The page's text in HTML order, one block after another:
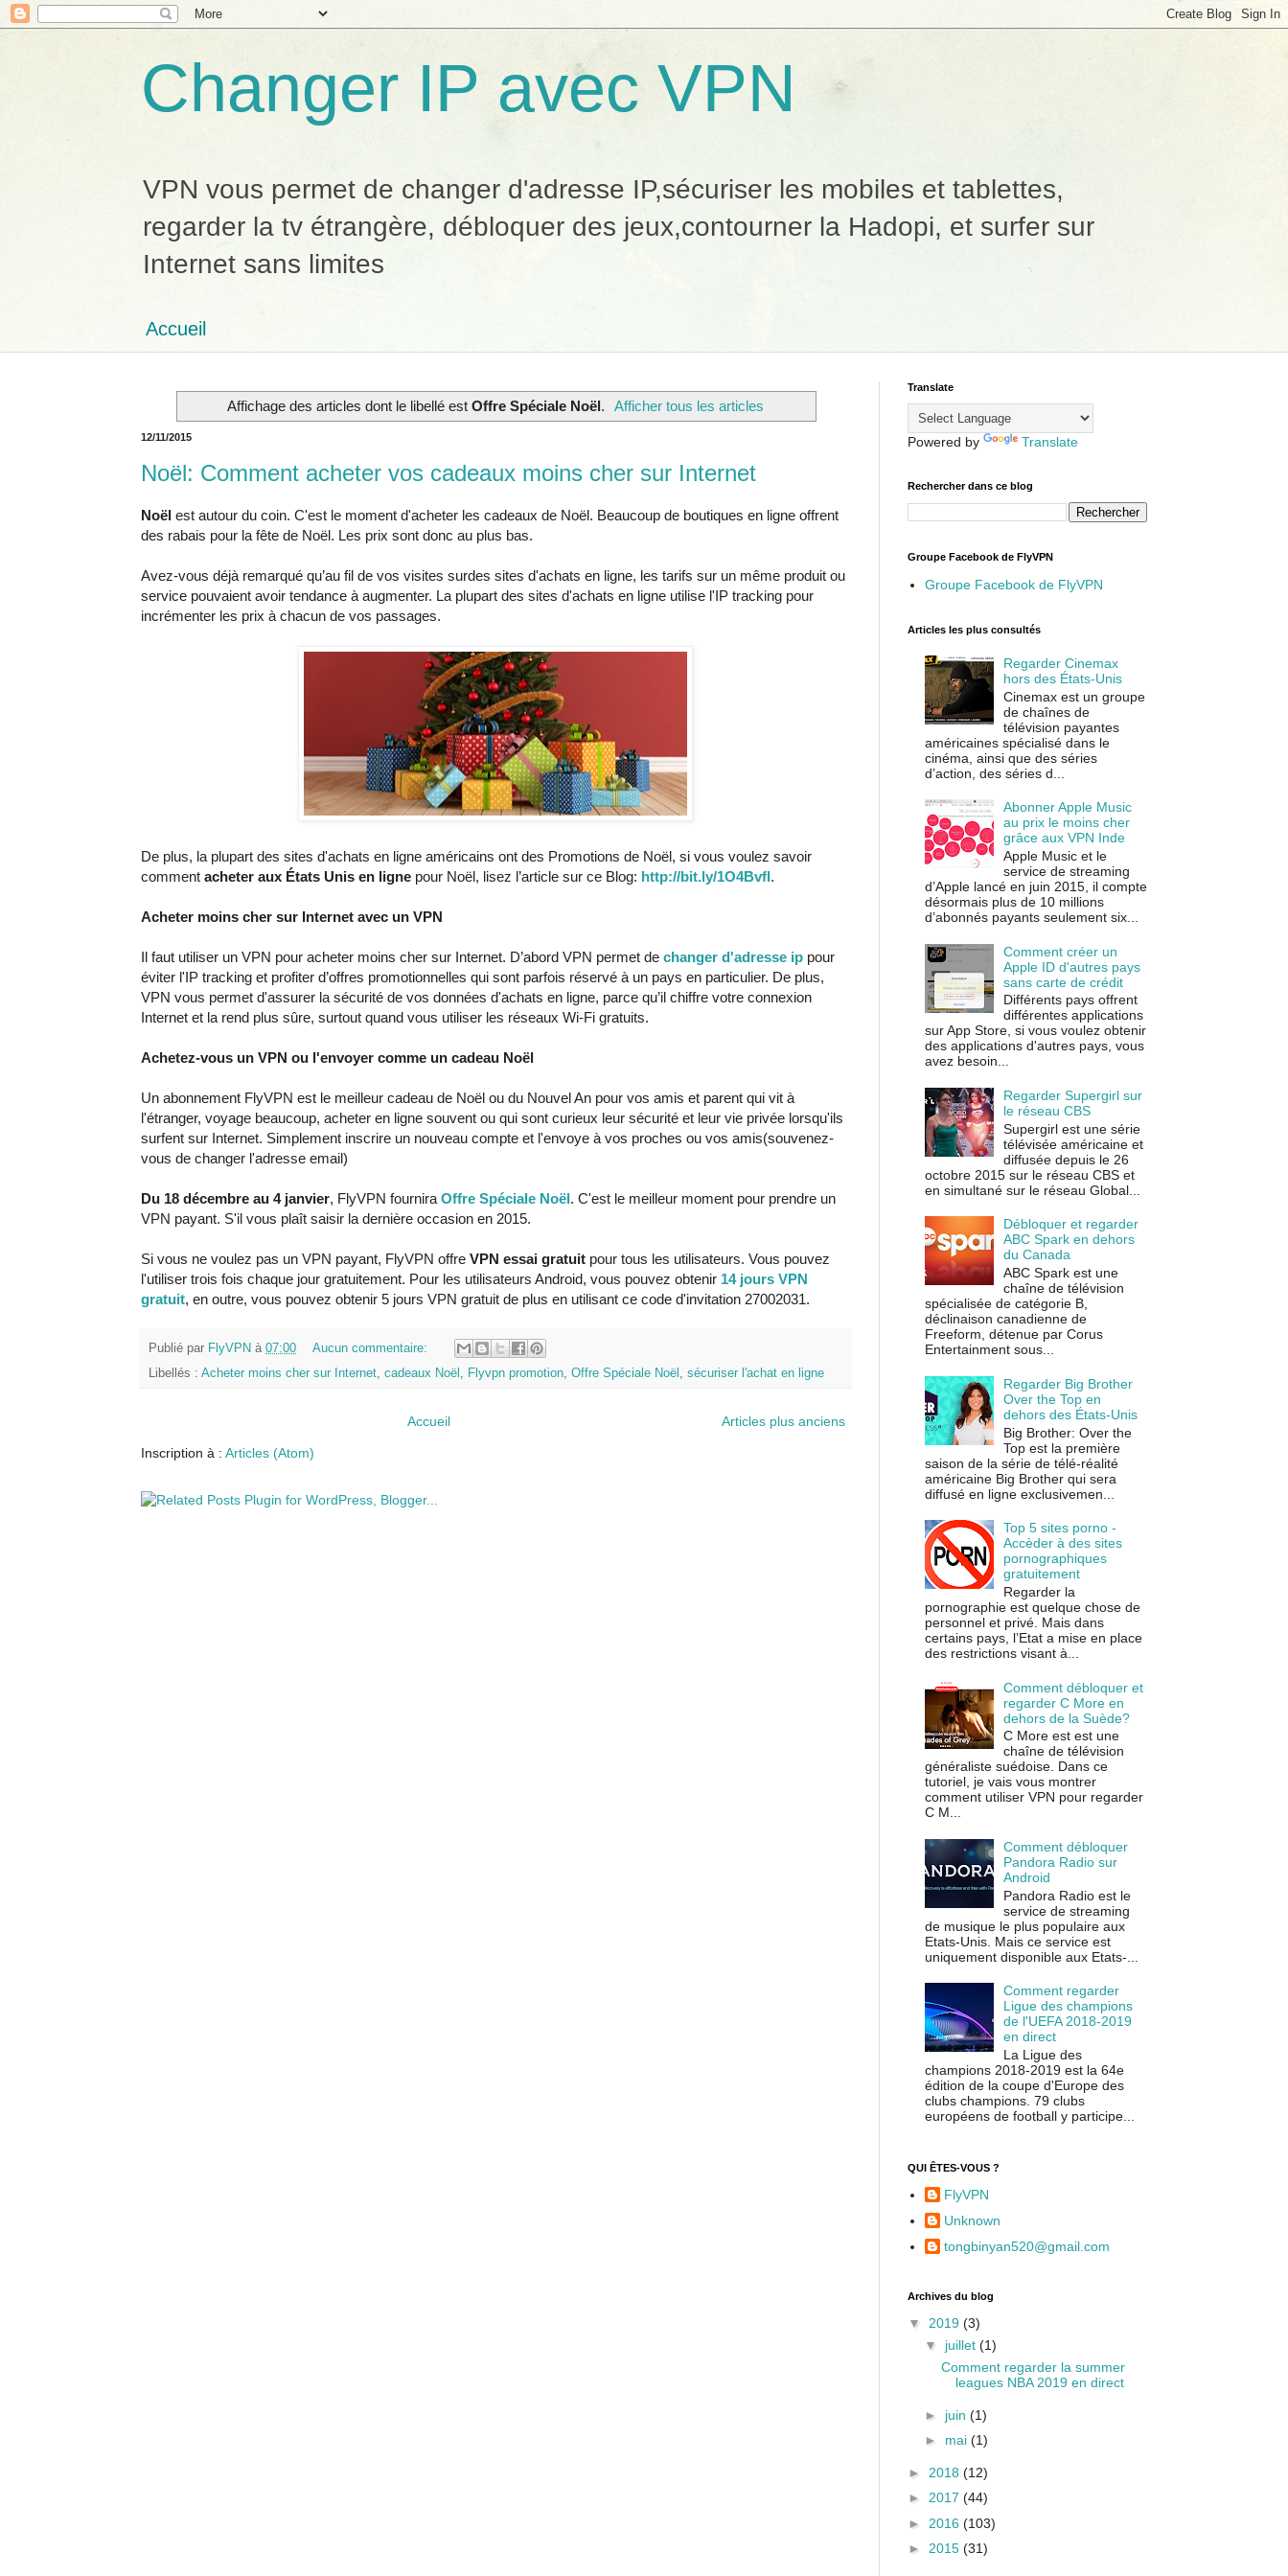
Changer IP avec VPN
VPN vous permet de changer d'adresse IP,sécuriser les mobiles et tablettes,
regarder la tv étrangère, débloquer des jeux,contourner la Hadopi, et surfer sur
Internet sans limites
Accueil
Affichage des articles dont le libellé est Offre Spéciale Noël. Afficher tous les articles
12/11/2015
Noël: Comment acheter vos cadeaux moins cher sur Internet
Noël est autour du coin. C'est le moment d'acheter les cadeaux de Noël. Beaucoup de boutiques en ligne offrent
des rabais pour la fête de Noël. Les prix sont donc au plus bas.
Avez-vous déjà remarqué qu’au fil de vos visites surdes sites d'achats en ligne, les tarifs sur un même produit ou
service pouvaient avoir tendance à augmenter. La plupart des sites d'achats en ligne utilise l'IP tracking pour
incrémenter les prix à chacun de vos passages.
De plus, la plupart des sites d'achats en ligne américains ont des Promotions de Noël, si vous voulez savoir
comment acheter aux États Unis en ligne pour Noël, lisez l’article sur ce Blog: http://bit.ly/1O4Bvfl.
Acheter moins cher sur Internet avec un VPN
Il faut utiliser un VPN pour acheter moins cher sur Internet. D’abord VPN permet de changer d'adresse ip pour
éviter l'IP tracking et profiter d’offres promotionnelles qui sont parfois réservé à un pays en particulier. De plus,
VPN vous permet d'assurer la sécurité de vos données d'achats en ligne, parce qu’il chiffre votre connexion
Internet et la rend plus sûre, surtout quand vous utiliser les réseaux Wi-Fi gratuits.
Achetez-vous un VPN ou l'envoyer comme un cadeau Noël
Un abonnement FlyVPN est le meilleur cadeau de Noël ou du Nouvel An pour vos amis et parent qui vit à
l'étranger, voyage beaucoup, acheter en ligne souvent ou qui sont curieux leur sécurité et leur vie privée lorsqu'ils
surfent sur Internet. Simplement inscrire un nouveau compte et l'envoye à vos proches ou vos amis(souvenez-
vous de changer l'adresse email)
Du 18 décembre au 4 janvier, FlyVPN fournira Offre Spéciale Noël. C'est le meilleur moment pour prendre un
VPN payant. S'il vous plaît saisir la dernière occasion en 2015.
Si vous ne voulez pas un VPN payant, FlyVPN offre VPN essai gratuit pour tous les utilisateurs. Vous pouvez
l'utiliser trois fois chaque jour gratuitement. Pour les utilisateurs Android, vous pouvez obtenir 14 jours VPN
gratuit, en outre, vous pouvez obtenir 5 jours VPN gratuit de plus en utilisant ce code d'invitation 27002031.
Publié par FlyVPN à 07:00
Aucun commentaire:
Libellés : Acheter moins cher sur Internet, cadeaux Noël , Flyvpn promotion, Offre Spéciale Noël , sécuriser l'achat en ligne
Articles plus anciens
Accueil
Inscription à : Articles (Atom)
Translate
Powered by Translate
Rechercher dans ce blog
Groupe Facebook de FlyVPN
Groupe Facebook de FlyVPN
Articles les plus consultés
Regarder Cinemax
hors des États-Unis
Cinemax est un groupe
de chaînes de
télévision payantes
américaines spécialisé dans le
cinéma, ainsi que des séries
d’action, des séries d...
Abonner Apple Music
au prix le moins cher
grâce aux VPN Inde
Apple Music et le
service de streaming
d’Apple lancé en juin 2015, il compte
désormais plus de 10 millions
d’abonnés payants seulement six...
Comment créer un
Apple ID d'autres pays
sans carte de crédit
Différents pays offrent
différentes applications
sur App Store, si vous voulez obtenir
des applications d'autres pays, vous
avez besoin...
Regarder Supergirl sur
le réseau CBS
Supergirl est une série
télévisée américaine et
diffusée depuis le 26
octobre 2015 sur le réseau CBS et
en simultané sur le réseau Global...
Débloquer et regarder
ABC Spark en dehors
du Canada
ABC Spark est une
chaîne de télévision
spécialisée de catégorie B,
déclinaison canadienne de
Freeform, détenue par Corus
Entertainment sous...
Regarder Big Brother
Over the Top en
dehors des États-Unis
Big Brother: Over the
Top est la première
saison de la série de télé-réalité
américaine Big Brother qui sera
diffusé en ligne exclusivemen...
Top 5 sites porno -
Accèder à des sites
pornographiques
gratuitement
Regarder la
pornographie est quelque chose de
personnel et privé. Mais dans
certains pays, l’Etat a mise en place
des restrictions visant à...
Comment débloquer et
regarder C More en
dehors de la Suède?
C More est est une
chaîne de télévision
généraliste suédoise. Dans ce
tutoriel, je vais vous montrer
comment utiliser VPN pour regarder
C M...
Comment débloquer
Pandora Radio sur
Android
Pandora Radio est le
service de streaming
de musique le plus populaire aux
Etats-Unis. Mais ce service est
uniquement disponible aux Etats-...
Comment regarder
Ligue des champions
de l'UEFA 2018-2019
en direct
La Ligue des
champions 2018-2019 est la 64e
édition de la coupe d'Europe des
clubs champions. 79 clubs
européens de football y participe...
QUI ÊTES-VOUS ?
FlyVPN
Unknown
tongbinyan520@gmail.com
Archives du blog
▼ 2019 (3)
▼ juillet (1)
Comment regarder la summer
leagues NBA 2019 en direct
► juin (1)
► mai (1)
► 2018 (12)
► 2017 (44)
► 2016 (103)
► 2015 (31)